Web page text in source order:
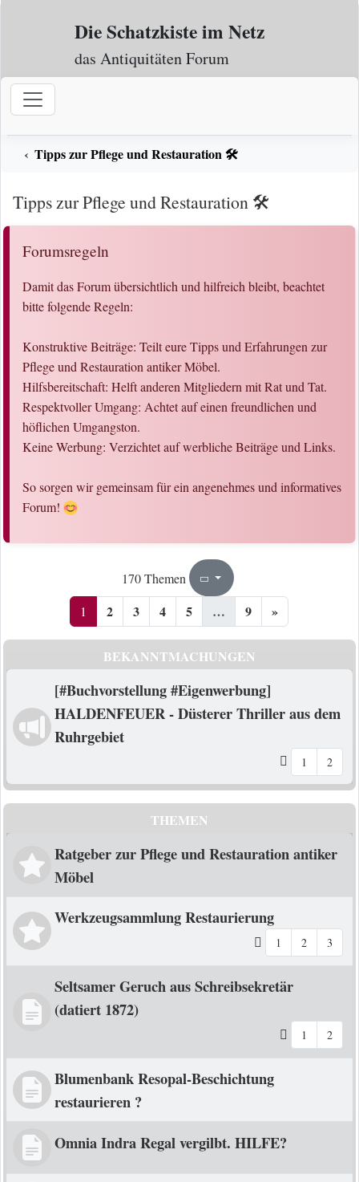
Zum Inhalt
Die Schatzkiste im Netz
das Antiquitäten Forum
Tipps zur Pflege und Restauration 🛠️
Tipps zur Pflege und Restauration 🛠️
Forumsregeln
Damit das Forum übersichtlich und hilfreich bleibt, beachtet
bitte folgende Regeln:
Konstruktive Beiträge: Teilt eure Tipps und Erfahrungen zur
Pflege und Restauration antiker Möbel.
Hilfsbereitschaft: Helft anderen Mitgliedern mit Rat und Tat.
Respektvoller Umgang: Achtet auf einen freundlichen und
höflichen Umgangston.
Keine Werbung: Verzichtet auf werbliche Beiträge und Links.
So sorgen wir gemeinsam für ein angenehmes und informatives
Forum!
170 Themen Seite1
1 2 3 4 5 … 9 »
BEKANNTMACHUNGEN
[#Buchvorstellung #Eigenwerbung]
HALDENFEUER - Düsterer Thriller aus dem
Ruhrgebiet
1 2
THEMEN
Ratgeber zur Pflege und Restauration antiker
Möbel
Werkzeugsammlung Restaurierung
1 2 3
Seltsamer Geruch aus Schreibsekretär
(datiert 1872)
1 2
Blumenbank Resopal-Beschichtung
restaurieren ?
Omnia Indra Regal vergilbt. HILFE?